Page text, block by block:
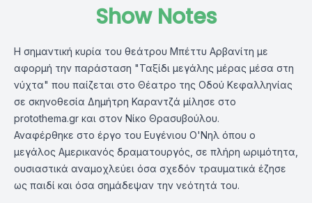
Show Notes
Η σημαντική κυρία του θεάτρου Μπέττυ Αρβανίτη με
αφορμή την παράσταση "Ταξίδι μεγάλης μέρας μέσα στη
νύχτα" που παίζεται στο Θέατρο της Οδού Κεφαλληνίας
σε σκηνοθεσία Δημήτρη Καραντζά μίλησε στο
protothema.gr και στον Νίκο Θρασυβούλου.
Αναφέρθηκε στο έργο του Ευγένιου Ο'Νηλ όπου ο
μεγάλος Αμερικανός δραματουργός, σε πλήρη ωριμότητα,
ουσιαστικά αναμοχλεύει όσα σχεδόν τραυματικά έζησε
ως παιδί και όσα σημάδεψαν την νεότητά του.